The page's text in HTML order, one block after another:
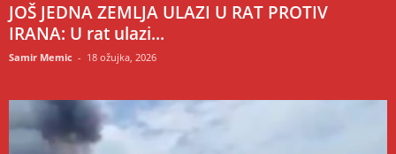
JOŠ JEDNA ZEMLJA ULAZI U RAT PROTIV
IRANA: U rat ulazi...
Samir Memic - 18 ožujka, 2026